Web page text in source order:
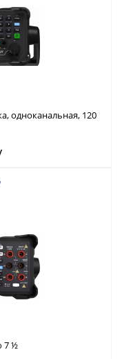
одноканальная, 120
7 ½